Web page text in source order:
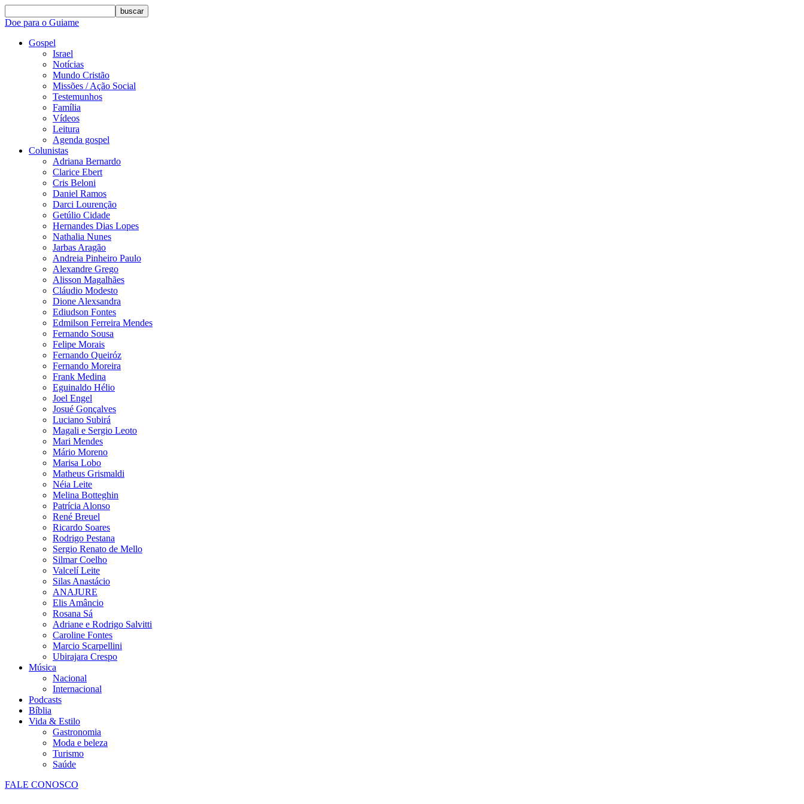
buscar
Doe para o Guiame
Gospel
Israel
Notícias
Mundo Cristão
Missões / Ação Social
Testemunhos
Família
Vídeos
Leitura
Agenda gospel
Colunistas
Adriana Bernardo
Clarice Ebert
Cris Beloni
Daniel Ramos
Darci Lourenção
Getúlio Cidade
Hernandes Dias Lopes
Nathalia Nunes
Jarbas Aragão
Andreia Pinheiro Paulo
Alexandre Grego
Alisson Magalhães
Cláudio Modesto
Dione Alexsandra
Ediudson Fontes
Edmilson Ferreira Mendes
Fernando Sousa
Felipe Morais
Fernando Queiróz
Fernando Moreira
Frank Medina
Eguinaldo Hélio
Joel Engel
Josué Gonçalves
Luciano Subirá
Magali e Sergio Leoto
Mari Mendes
Mário Moreno
Marisa Lobo
Matheus Grismaldi
Néia Leite
Melina Botteghin
Patrícia Alonso
René Breuel
Ricardo Soares
Rodrigo Pestana
Sergio Renato de Mello
Silmar Coelho
Valcelí Leite
Silas Anastácio
ANAJURE
Elis Amâncio
Rosana Sá
Adriane e Rodrigo Salvitti
Caroline Fontes
Marcio Scarpellini
Ubirajara Crespo
Música
Nacional
Internacional
Podcasts
Bíblia
Vida & Estilo
Gastronomia
Moda e beleza
Turismo
Saúde
FALE CONOSCO